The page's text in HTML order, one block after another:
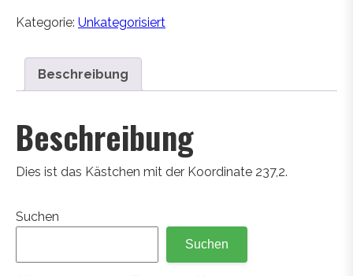
Kategorie: Unkategorisiert
Beschreibung
Beschreibung
Dies ist das Kästchen mit der Koordinate 237,2.
Suchen
Suchen